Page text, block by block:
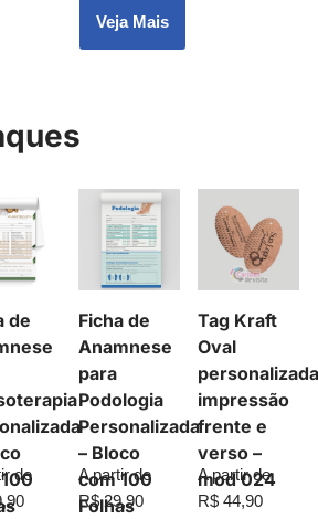
Veja Mais
de
de
Ficha de
Anamnese
para
Podologia
Personalizada
– Bloco
com 100
Folhas
A partir de
R$29,90
Tag Kraft
Oval
impressão
frente e
verso –
mod 024
A partir de
R$ 44,90